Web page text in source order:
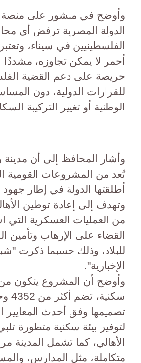
وأوضح في منشور على
الدولة المصرية ترفض أي
الفلسطينيين في سيناء،
أحمر لا يمكن تجاوزه،
حريصة على دعم القضية
للقرارات الدولية، دون
الوطنية أو تغيير التركيبة
وأشار المحافظ إلى أن مدينة
تُعد من المشروعات القومية
أطلقتها الدولة في إطار جهود
وتهدف إلى إعادة توطين
من العمليات العسكرية التي
القضاء على الإرهاب وتأمين
للبلاد، وذلك حسبما ذكرت
الإخبارية".
تصميمها وفق أحدث المعايير
لتوفير بيئة سكنية متطورة
الأهالي، كما تشمل المدينة
متكاملة، مثل المدارس،